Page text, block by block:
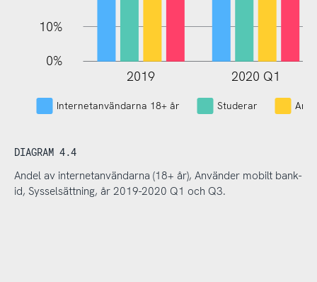
10%
0%
L
2019 2020 Q1
Internetanvändarna 18+ år Studerar
DIAGRAM 4.4
Andel av internetanvändarna (18+ år), Använder mobilt bank-
id, Sysselsättning, år 2019-2020 Q1 och Q3.